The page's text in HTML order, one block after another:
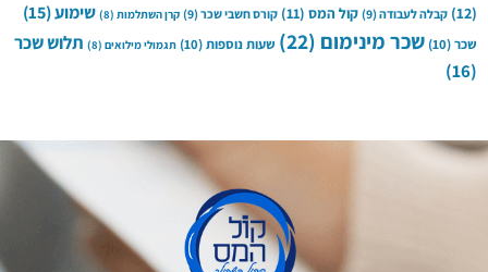
קבלה לעבודה(9) קול המס(11) קורס חשבי שכר(9) קרן השתלמות(8) שימוע(15)
שכר(10) שכר מינימום(22) שעות נוספות(10) תגמולי מילואים(8)
תלוש שכר